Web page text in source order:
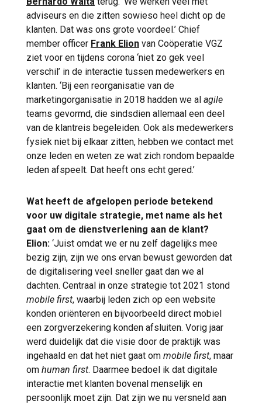
adviseurs en die zitten sowieso heel dicht op de
klanten. Dat was ons grote voordeel.’ Chief
member officer Frank Elion van Coöperatie VGZ
ziet voor en tijdens corona ‘niet zo gek veel
verschil’ in de interactie tussen medewerkers en
klanten. ‘Bij een reorganisatie van de
marketingorganisatie in 2018 hadden we al agile
teams gevormd, die sindsdien allemaal een deel
van de klantreis begeleiden. Ook als medewerkers
fysiek niet bij elkaar zitten, hebben we contact met
onze leden en weten ze wat zich rondom bepaalde
leden afspeelt. Dat heeft ons echt gered.’
Wat heeft de afgelopen periode betekend
voor uw digitale strategie, met name als het
gaat om de dienstverlening aan de klant?
Elion: ‘Juist omdat we er nu zelf dagelijks mee
bezig zijn, zijn we ons ervan bewust geworden dat
de digitalisering veel sneller gaat dan we al
dachten. Centraal in onze strategie tot 2021 stond
mobile first, waarbij leden zich op een website
konden oriënteren en bijvoorbeeld direct mobiel
een zorgverzekering konden afsluiten. Vorig jaar
werd duidelijk dat die visie door de praktijk was
ingehaald en dat het niet gaat om mobile first, maar
om human first. Daarmee bedoel ik dat digitale
interactie met klanten bovenal menselijk en
persoonlijk moet zijn. Dat zijn we nu versneld aan